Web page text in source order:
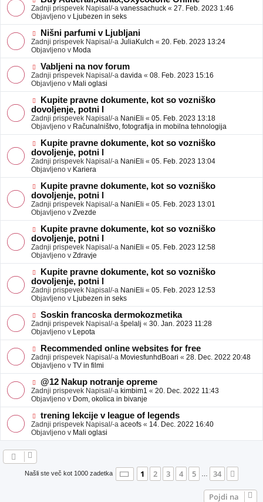
j
a
v
e
o
v
e
o
b
j
a
v
e
Zadnji prispevek Napisal/-a vanessachuck « 27. Feb. 2023 1:46
Objavljeno v Ljubezen in seks
N
o
v
e
o
b
j
a
v
e
Nišni parfumi v Ljubljani
Zadnji prispevek Napisal/-a JuliaKulch « 20. Feb. 2023 13:24
Objavljeno v Moda
N
o
v
e
o
b
j
a
v
e
Vabljeni na nov forum
Zadnji prispevek Napisal/-a davida « 08. Feb. 2023 15:16
Objavljeno v Mali oglasi
N
o
v
e
o
b
a
v
e
Kupite pravne dokumente, kot so vozniško
dovoljenje, potni l
Zadnji prispevek Napisal/-a NaniEli « 05. Feb. 2023 13:18
Objavljeno v Računalništvo, fotografija in mobilna tehnologija
N
o
v
e
o
b
a
v
e
Kupite pravne dokumente, kot so vozniško
dovoljenje, potni l
Zadnji prispevek Napisal/-a NaniEli « 05. Feb. 2023 13:04
Objavljeno v Kariera
N
o
v
e
o
b
a
v
e
Kupite pravne dokumente, kot so vozniško
dovoljenje, potni l
Zadnji prispevek Napisal/-a NaniEli « 05. Feb. 2023 13:01
Objavljeno v Zvezde
N
o
v
e
o
b
a
v
e
Kupite pravne dokumente, kot so vozniško
dovoljenje, potni l
Zadnji prispevek Napisal/-a NaniEli « 05. Feb. 2023 12:58
Objavljeno v Zdravje
N
o
v
e
o
b
j
a
v
e
Kupite pravne dokumente, kot so vozniško
dovoljenje, potni l
Zadnji prispevek Napisal/-a NaniEli « 05. Feb. 2023 12:53
Objavljeno v Ljubezen in seks
N
o
v
e
o
b
j
a
v
e
Soskin francoska dermokozmetika
Zadnji prispevek Napisal/-a špelalj « 30. Jan. 2023 11:28
Objavljeno v Lepota
N
o
v
e
o
b
j
a
v
e
Recommended online websites for free
Zadnji prispevek Napisal/-a MoviesfunhdBoari « 28. Dec. 2022 20:48
Objavljeno v TV in filmi
N
o
v
e
o
b
j
a
@12 Nakup notranje opreme
Zadnji prispevek Napisal/-a kimbim1 « 20. Dec. 2022 11:43
Objavljeno v Dom, okolica in bivanje
N
o
v
e
a
trening lekcije v league of legends
Zadnji prispevek Napisal/-a aceofs « 14. Dec. 2022 16:40
Objavljeno v Mali oglasi
Našli ste več kot 1000 zadetka Stran 1od34
1 2 3 4 5 … 34
Pojdi na